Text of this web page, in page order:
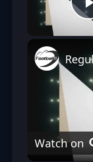
Watch on